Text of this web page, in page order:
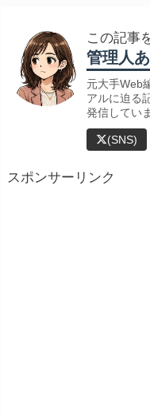
この記事
管理人
元大手Web
アルに迫る
発信してい
(SNS)
スポンサーリンク